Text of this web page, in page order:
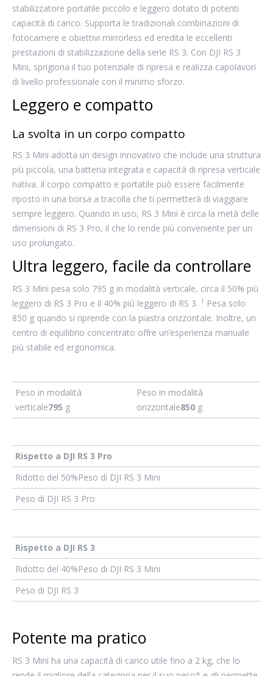
stabilizzatore portatile piccolo e leggero dotato di potenti
capacità di carico. Supporta le tradizionali combinazioni di
fotocamere e obiettivi mirrorless ed eredita le eccellenti
prestazioni di stabilizzazione della serie RS 3. Con DJI RS 3
Mini, sprigiona il tuo potenziale di ripresa e realizza capolavori
di livello professionale con il minimo sforzo.
Leggero e compatto
La svolta in un corpo compatto
RS 3 Mini adotta un design innovativo che include una struttura
più piccola, una batteria integrata e capacità di ripresa verticale
nativa. Il corpo compatto e portatile può essere facilmente
riposto in una borsa a tracolla che ti permetterà di viaggiare
sempre leggero. Quando in uso, RS 3 Mini è circa la metà delle
dimensioni di RS 3 Pro, il che lo rende più conveniente per un
uso prolungato.
Ultra leggero, facile da controllare
RS 3 Mini pesa solo 795 g in modalità verticale, circa il 50% più
leggero di RS 3 Pro e il 40% più leggero di RS 3. 1 Pesa solo
850 g quando si riprende con la piastra orizzontale. Inoltre, un
centro di equilibrio concentrato offre un’esperienza manuale
più stabile ed ergonomica.
Peso in modalità
verticale795 g
Peso in modalità
orizzontale850 g
Rispetto a DJI RS 3 Pro
Ridotto del 50%Peso di DJI RS 3 Mini
Peso di DJI RS 3 Pro
Rispetto a DJI RS 3
Ridotto del 40%Peso di DJI RS 3 Mini
Peso di DJI RS 3
Potente ma pratico
RS 3 Mini ha una capacità di carico utile fino a 2 kg, che lo